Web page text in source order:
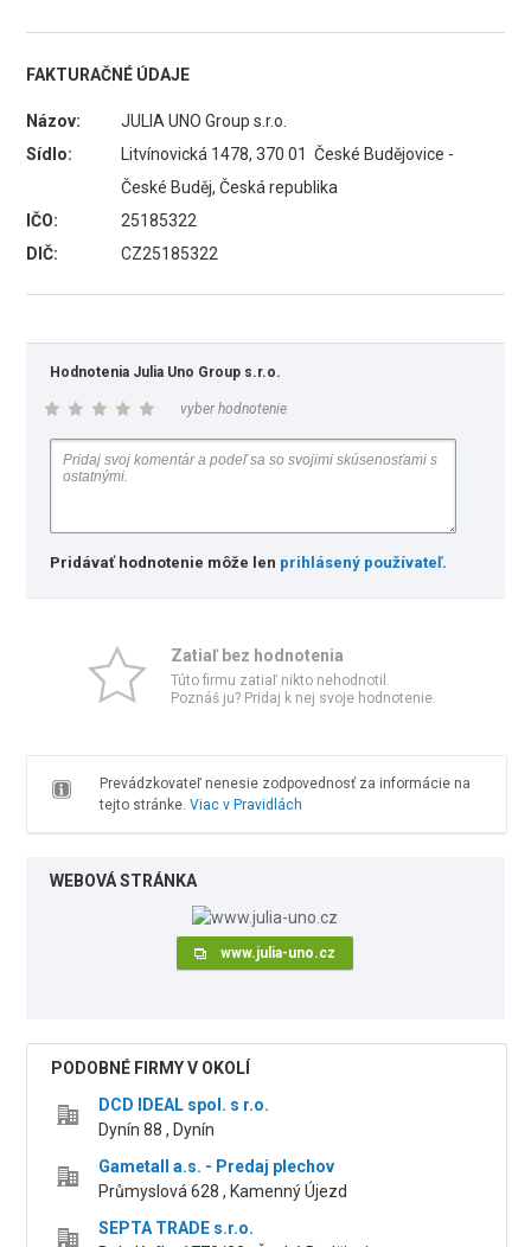
FAKTURAČNÉ ÚDAJE
Názov:
JULIA UNO Group s.r.o.
Sídlo:
Litvínovická 1478, 370 01 České Budějovice -
České Buděj, Česká republika
IČO:
25185322
DIČ:
CZ25185322
Hodnotenia Julia Uno Group s.r.o.
vyber hodnotenie
Pridávať hodnotenie môže len prihlásený používateľ.
Zatiaľ bez hodnotenia
Túto firmu zatiaľ nikto nehodnotil.
Poznáš ju? Pridaj k nej svoje hodnotenie.
Prevádzkovateľ nenesie zodpovednosť za informácie na
tejto stránke. Viac v Pravidlách
WEBOVÁ STRÁNKA
www.julia-uno.cz
PODOBNÉ FIRMY V OKOLÍ
DCD IDEAL spol. s r.o.
Dynín 88 , Dynín
Gametall a.s. - Predaj plechov
Průmyslová 628 , Kamenný Újezd
SEPTA TRADE s.r.o.